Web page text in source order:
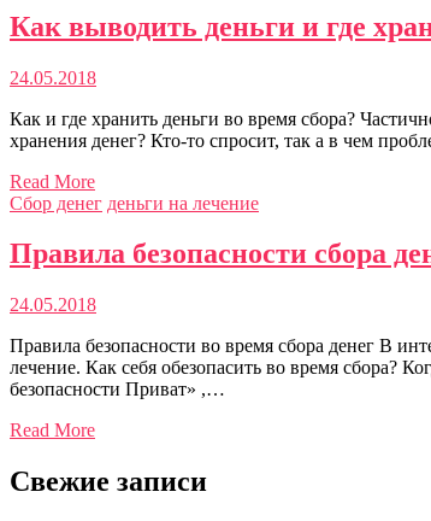
Как выводить деньги и где
24.05.2018
Как и где хранить деньги во время сбора?
хранения денег? Кто-то спросит, так а в чем
Read More
Сбор денег деньги на лечение
Правила безопасности сбора
24.05.2018
Правила безопасности во время сбора денег В
лечение. Как себя обезопасить во время сбора?
безопасности Приват» ,…
Read More
Свежие записи